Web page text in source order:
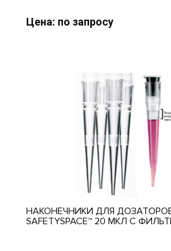
Цена: по запросу
НАКОНЕЧНИКИ ДЛЯ
SAFETYSPACE™ 20 МКЛ С